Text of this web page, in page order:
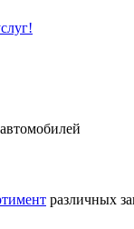
различных